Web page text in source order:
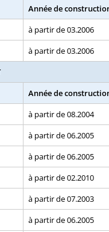
Année de
à partir de 03.2006
à partir de 03.2006
Année de
à partir de 08.2004
à partir de 06.2005
à partir de 06.2005
à partir de 02.2010
à partir de 07.2003
à partir de 06.2005